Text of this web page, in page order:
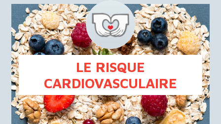
FR NL
LE RISQUE
CARDIOVASCULAIRE